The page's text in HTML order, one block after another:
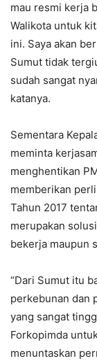
mau resmi kerja
Walikota untuk
ini. Saya akan
Sumut tidak
sudah sangat
katanya.
Sementara
meminta
menghentikan
memberikan
Tahun 2017
merupakan
bekerja maupun
“Dari Sumut itu
perkebunan dan
yang sangat
Forkopimda
menuntaskan